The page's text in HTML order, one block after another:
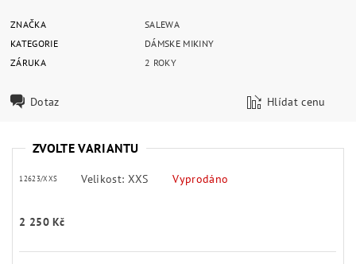
ZNAČKA
SALEWA
KATEGORIE
DÁMSKE MIKINY
ZÁRUKA
2 ROKY
Dotaz Hlídat cenu
ZVOLTE VARIANTU
12623/XXS Velikost: XXS Vyprodáno
2 250 Kč